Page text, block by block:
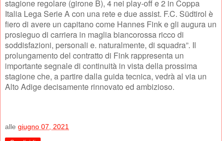
stagione regolare (girone B), 4 nei play-off e 2 in Coppa
Italia Lega Serie A con una rete e due assist. F.C. Südtirol è
fiero di avere un capitano come Hannes Fink e gli augura un
prosieguo di carriera in maglia biancorossa ricco di
soddisfazioni, personali e. naturalmente, di squadra”. Il
prolungamento del contratto di Fink rappresenta un
importante segnale di continuità in vista della prossima
stagione che, a partire dalla guida tecnica, vedrà al via un
Alto Adige decisamente rinnovato ed ambizioso.
alle giugno 07, 2021